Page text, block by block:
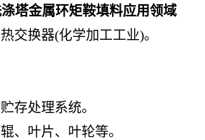
塔金属环矩鞍填料应用领域
换器(化学加工工业)。
存处理系统。
叶片、叶轮等。